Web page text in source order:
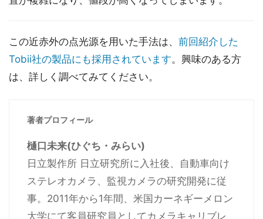
この近赤外の点光源を用いた手法は、 前回紹介した
Tobii社の製品にも採用されています。興味のある方
は、詳しく調べてみてください。
著者プロフィール
樋口未来(ひぐち・みらい)
日立製作所 日立研究所に入社後、自動車向け
ステレオカメラ、監視カメラの研究開発に従
事。2011年から1年間、米国カーネギーメロン
大学にて客員研究員としてカメラキャリブレ